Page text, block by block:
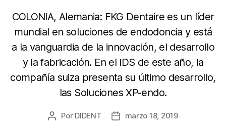
COLONIA, Alemania: FKG Dentaire es un líder
mundial en soluciones de endodoncia y está
a la vanguardia de la innovación, el desarrollo
y la fabricación. En el IDS de este año, la
compañía suiza presenta su último desarrollo,
las Soluciones XP-endo.
Por DIDENT
marzo 18, 2019